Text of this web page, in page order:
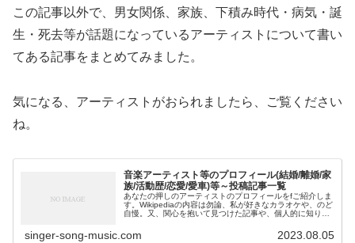
この記事以外で、男女関係、家族、下積み時代・病気・誕
生・死去等が話題になっているアーティストについて書い
てある記事をまとめてみました。
気になる、アーティストがおられましたら、ご覧ください
ね。
音楽アーティスト等のプロフィール(結婚/離婚/家
族/活動歴/恋愛/愛車)等～投稿記事一覧
あなたの押しのアーティストのプロフィールをfご紹介しま
す。Wikipediaの内容は勿論、私が好きなカラオケや、のど
自慢。又、関心を抱いて見つけた記事や、個人的に知り得
singer-song-music.com 2023.08.05